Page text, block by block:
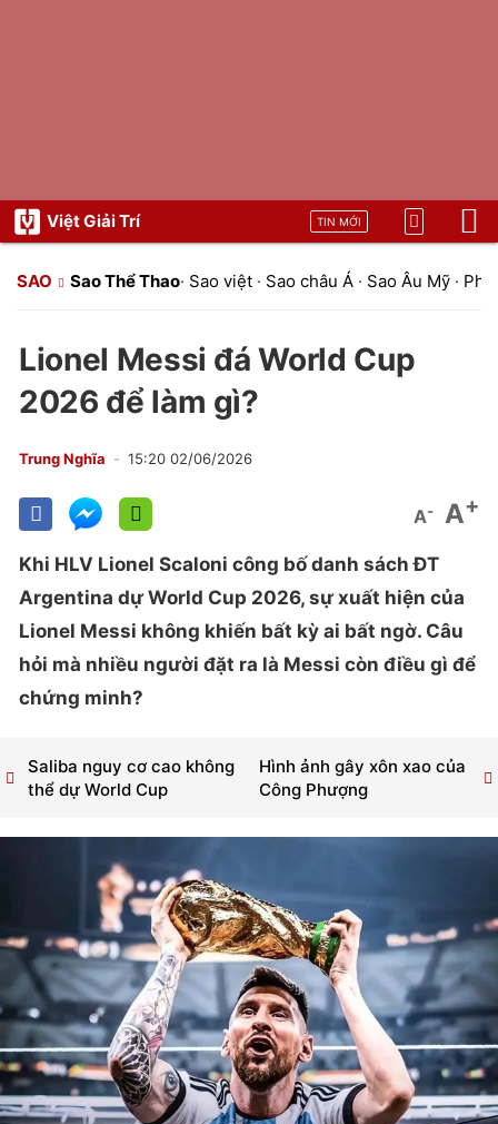
Việt Giải Trí TIN MỚI
SAO Sao Thể Thao· Sao việt · Sao châu Á · Sao Âu Mỹ ·
Lionel Messi đá World Cup
2026 để làm gì?
Trung Nghĩa 15:20 02/06/2026
A- A+
Khi HLV Lionel Scaloni công bố danh sách ĐT
Argentina dự World Cup 2026, sự xuất hiện của
Lionel Messi không khiến bất kỳ ai bất ngờ. Câu
hỏi mà nhiều người đặt ra là Messi còn điều gì để
chứng minh?
Hình ảnh gây xôn xao của
Công Phượng
Saliba nguy cơ cao không
thể dự World Cup